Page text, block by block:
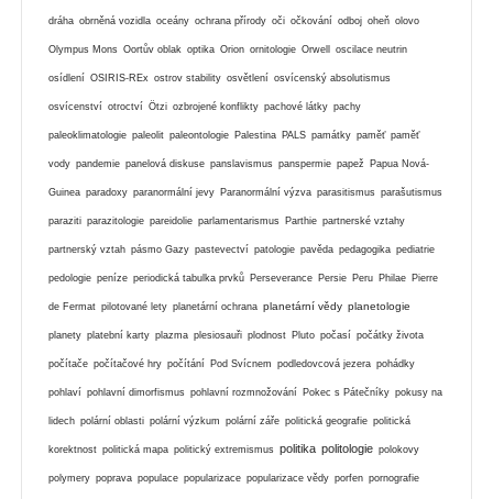
dráha obrněná vozidla oceány ochrana přírody oči očkování odboj oheň olovo
Olympus Mons Oortův oblak optika Orion ornitologie Orwell oscilace neutrin
osídlení OSIRIS-REx ostrov stability osvětlení osvícenský absolutismus
osvícenství otroctví Ötzi ozbrojené konflikty pachové látky pachy
paleoklimatologie paleolit paleontologie Palestina PALS památky paměť paměť
vody pandemie panelová diskuse panslavismus panspermie papež Papua Nová-
Guinea paradoxy paranormální jevy Paranormální výzva parasitismus parašutismus
paraziti parazitologie pareidolie parlamentarismus Parthie partnerské vztahy
partnerský vztah pásmo Gazy pastevectví patologie pavěda pedagogika pediatrie
pedologie peníze periodická tabulka prvků Perseverance Persie Peru Philae Pierre
de Fermat pilotované lety planetární ochrana planetární vědy planetologie
planety platební karty plazma plesiosauři plodnost Pluto počasí počátky života
počítače počítačové hry počítání Pod Svícnem podledovcová jezera pohádky
pohlaví pohlavní dimorfismus pohlavní rozmnožování Pokec s Pátečníky pokusy na
lidech polární oblasti polární výzkum polární záře politická geografie politická
korektnost politická mapa politický extremismus politika politologie polokovy
polymery poprava populace popularizace popularizace vědy porfen pornografie